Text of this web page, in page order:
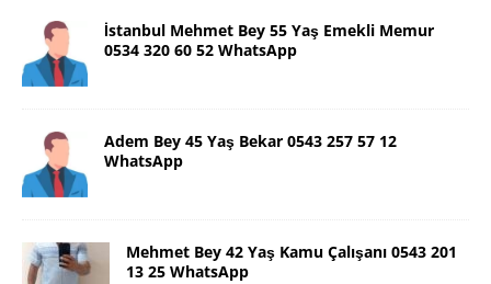
İstanbul Mehmet Bey 55 Yaş Emekli Memur
0534 320 60 52 WhatsApp
Adem Bey 45 Yaş Bekar 0543 257 57 12
WhatsApp
Mehmet Bey 42 Yaş Kamu Çalışanı 0543 201
13 25 WhatsApp